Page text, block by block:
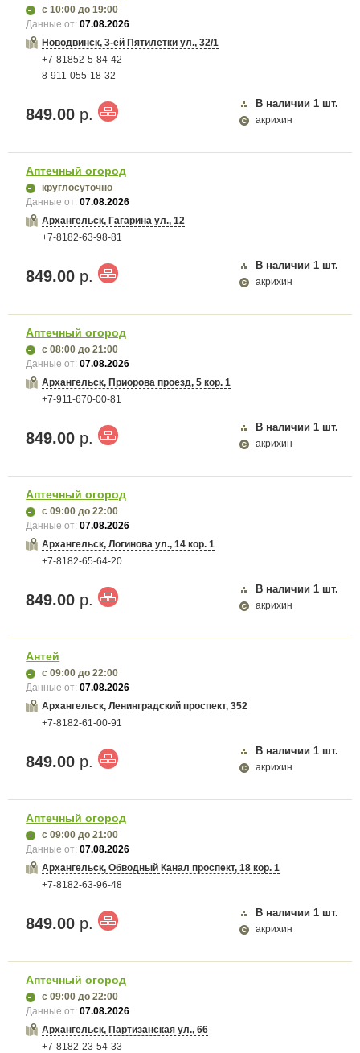
с 10:00 до 19:00
Данные от:07.08.2026
Новодвинск, 3-ей Пятилетки ул., 32/1
+7-81852-5-84-42
8-911-055-18-32
849.00 р.
В наличии 1 шт.
акрихин
Аптечный огород
круглосуточно
Данные от:07.08.2026
Архангельск, Гагарина ул., 12
+7-8182-63-98-81
849.00 р.
В наличии 1 шт.
акрихин
Аптечный огород
с 08:00 до 21:00
Данные от:07.08.2026
Архангельск, Приорова проезд, 5 кор. 1
+7-911-670-00-81
849.00 р.
В наличии 1 шт.
акрихин
Аптечный огород
с 09:00 до 22:00
Данные от:07.08.2026
Архангельск, Логинова ул., 14 кор. 1
+7-8182-65-64-20
849.00 р.
В наличии 1 шт.
акрихин
Антей
с 09:00 до 22:00
Данные от:07.08.2026
Архангельск, Ленинградский проспект, 352
+7-8182-61-00-91
849.00 р.
В наличии 1 шт.
акрихин
Аптечный огород
с 09:00 до 21:00
Данные от:07.08.2026
Архангельск, Обводный Канал проспект, 18 кор. 1
+7-8182-63-96-48
849.00 р.
В наличии 1 шт.
акрихин
Аптечный огород
с 09:00 до 22:00
Данные от:07.08.2026
Архангельск, Партизанская ул., 66
+7-8182-23-54-33